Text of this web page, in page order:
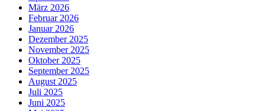
März 2026
Februar 2026
Januar 2026
Dezember 2025
November 2025
Oktober 2025
September 2025
August 2025
Juli 2025
Juni 2025